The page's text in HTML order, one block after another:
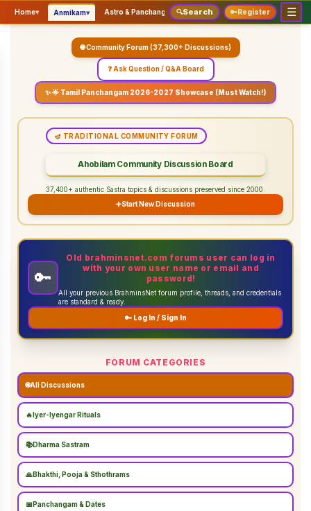
Home▾ Anmikam▾ Astro & Panchangam▾ Vaidhikam & Sastram▾
🔍Search 🔑Register ☰
🌐 Community Forum (37,300+ Discussions)
❓ Ask Question / Q&A Board
✨ 🌟 Tamil Panchangam 2026-2027 Showcase (Must Watch!)
🪔 TRADITIONAL COMMUNITY FORUM
Ahobilam Community Discussion Board
37,400+ authentic Sastra topics & discussions preserved since 2000.
➕Start New Discussion
🔑
Old brahminsnet.com forums user can log in
with your own user name or email and
password!
All your previous BrahminsNet forum profile, threads, and credentials
are standard & ready.
🔑 Log In / Sign In
FORUM CATEGORIES
🌐All Discussions
🔥 Iyer-Iyengar Rituals
📚Dharma Sastram
🙏Bhakthi, Pooja & Sthothrams
📅 Panchangam & Dates